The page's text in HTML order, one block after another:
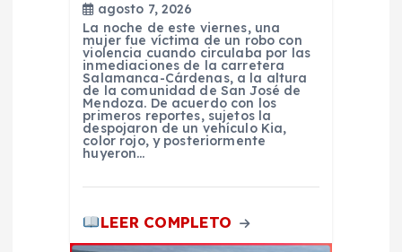
agosto 7, 2026
La noche de este viernes, una
mujer fue víctima de un robo con
violencia cuando circulaba por las
inmediaciones de la carretera
Salamanca-Cárdenas, a la altura
de la comunidad de San José de
Mendoza. De acuerdo con los
primeros reportes, sujetos la
despojaron de un vehículo Kia,
color rojo, y posteriormente
huyeron…
LEER COMPLETO